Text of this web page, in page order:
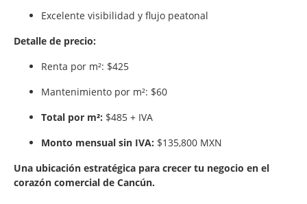
Excelente visibilidad y flujo peatonal
Detalle de precio:
Renta por m²: $425
Mantenimiento por m²: $60
Total por m²: $485 + IVA
Monto mensual sin IVA: $135,800 MXN
Una ubicación estratégica para crecer tu negocio en el
corazón comercial de Cancún.